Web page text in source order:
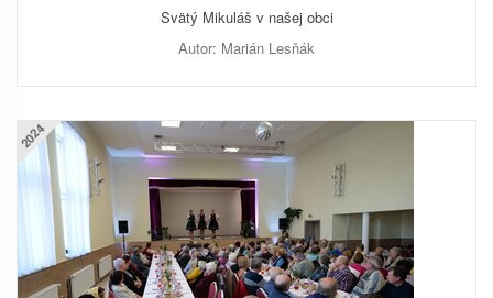
Svätý Mikuláš v našej obci
Autor: Marián Lesňák
2024